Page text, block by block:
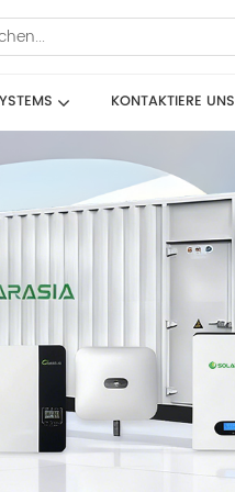
KONTAKTIERE UNS